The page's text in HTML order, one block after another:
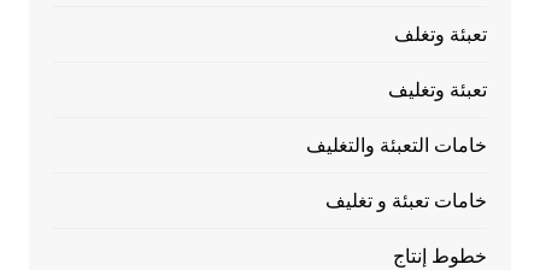
تعبئة وتغلف
تعبئة وتغليف
خامات التعبئة والتغليف
خامات تعبئة و تغليف
خطوط إنتاج